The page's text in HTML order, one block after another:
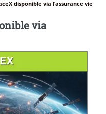
disponible via l’assurance vie
via